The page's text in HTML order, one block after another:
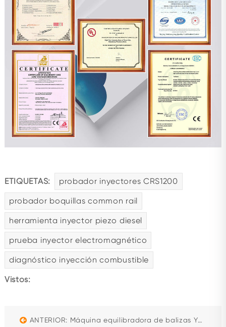
ETIQUETAS: probador inyectores CRS1200
probador boquillas common rail
herramienta inyector piezo diesel
prueba inyector electromagnético
diagnóstico inyección combustible
Vistos:
ANTERIOR: Máquina equilibradora de balizas YYQ-10A Equilibradora de eje de cojinete blando de armadura de turbo de alta velocidad a gas